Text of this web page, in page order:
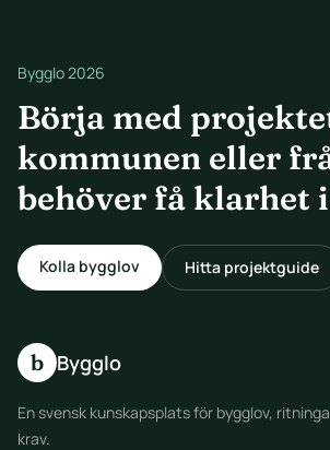
Bygglo 2026
Börja med
kommunen eller
behöver få klarhet
Kolla bygglov Hitta projektguide
b Bygglo
En svensk kunskapsplats för bygglov,
krav.